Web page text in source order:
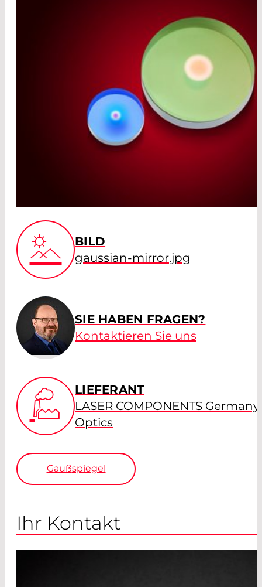
BILD
gaussian-mirror.jpg
SIE HABEN FRAGEN?
Kontaktieren Sie uns
LIEFERANT
LASER COMPONENTS
Optics
Gaußspiegel
Ihr Kontakt